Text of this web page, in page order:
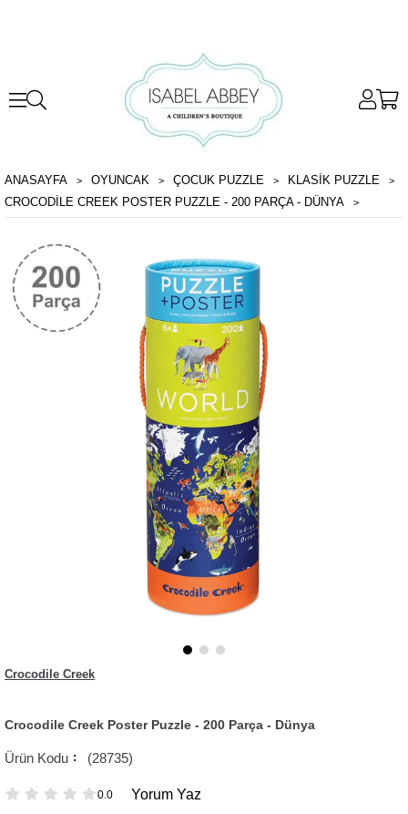
ANASAYFA OYUNCAK ÇOCUK PUZZLE
KLASIK PUZZLE
CROCODILE CREEK POSTER PUZZLE - 200 PARÇA - DÜNYA
Crocodile Creek
Crocodile Creek Poster Puzzle - 200 Parça - Dünya
(28735)
0.0 Yorum Yaz